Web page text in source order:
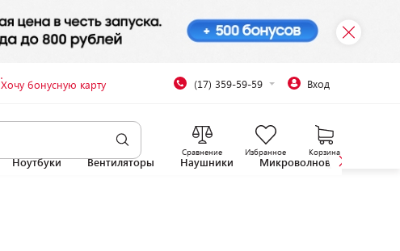
Хочу бонусную карту (17) 359-59-59 Вход
Сравнение Избранное Корзина
Ноутбуки Вентиляторы Наушники Микроволновые печи